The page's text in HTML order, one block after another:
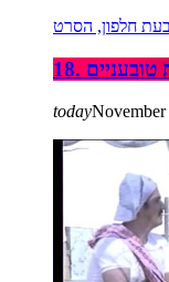
חלפון, הסרט
טובעניים
today